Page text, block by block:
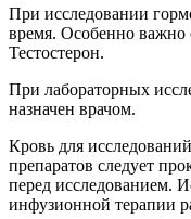
При исследовании
время. Особенно
Тестостерон.
При лабораторных
назначен врачом.
Кровь для
препаратов следует
перед исследованием.
инфузионной терапии